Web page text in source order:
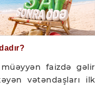
faizdə gəlir
vətəndaşları ilk